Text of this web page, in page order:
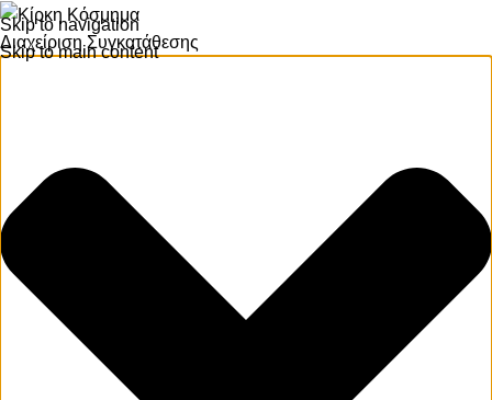
Διαχείριση Συγκατάθεσης
Skip to navigation
Skip to main content